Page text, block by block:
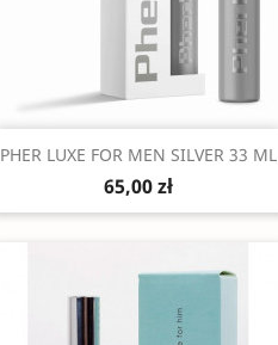
Szybki podgląd
PHER LUXE FOR MEN SILVER 33 ML
65,00 zł